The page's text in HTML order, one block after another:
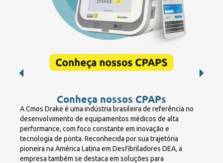
Conheça nossos CPAPs
A Cmos Drake é uma indústria brasileira de referência no
desenvolvimento de equipamentos médicos de alta
performance, com foco constante em inovação e
tecnologia de ponta. Reconhecida por sua trajetória
pioneira na América Latina em Desfibriladores DEA, a
empresa também se destaca em soluções para